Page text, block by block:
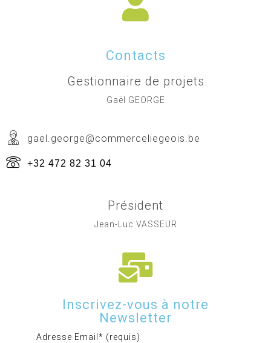
Contacts
Gestionnaire de projets
Gaël GEORGE
gael.george@commerceliegeois.be
+32 472 82 31 04
Président
Jean-Luc VASSEUR
Inscrivez-vous à notre
Newsletter
Adresse Email* (requis)